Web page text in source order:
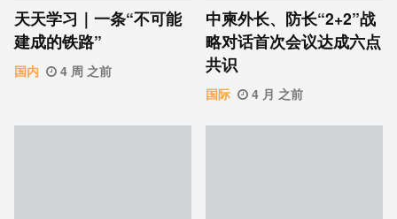
天天学习｜一条“不可能
建成的铁路”
国内 4 周 之前
中柬外长、防长“2+2”战
略对话首次会议达成六点
共识
国际 4 月 之前